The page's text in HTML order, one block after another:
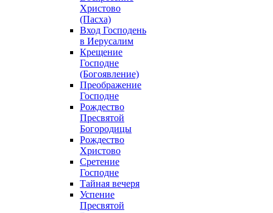
Христово
(Пасха)
Вход Господень
в Иерусалим
Крещение
Господне
(Богоявление)
Преображение
Господне
Рождество
Пресвятой
Богородицы
Рождество
Христово
Сретение
Господне
Тайная вечеря
Успение
Пресвятой